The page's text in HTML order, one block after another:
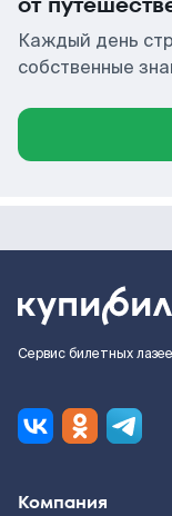
Каждый день
собственные
Сервис билетных
Компания